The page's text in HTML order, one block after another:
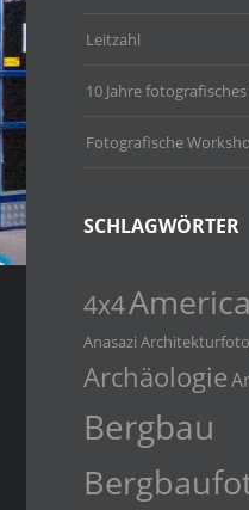
Leitzahl
10 Jahre
Fotografische
SCHLAGWÖRTER
4x4
Anasazi
Archäologie
Bergbau